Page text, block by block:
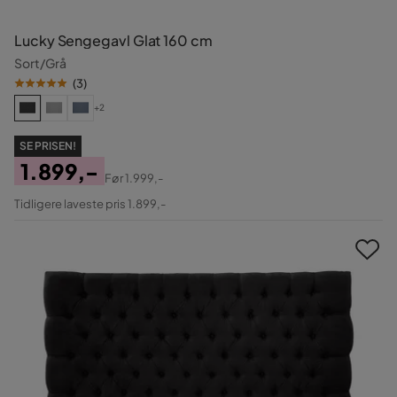
Lucky Sengegavl Glat 160 cm
Sort/Grå
(3)
+2
SE PRISEN!
Pris
1.899,-
Original
Før1.999,-
Tidligere laveste pris 1.899,-